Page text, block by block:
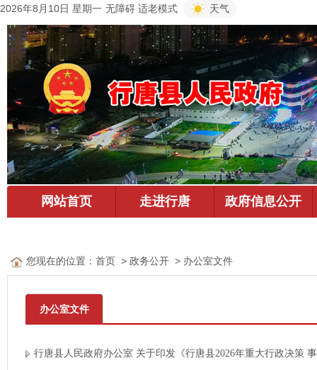
2026年8月10日 星期一 无障碍 适老模式 天气
您现在的位置： 首页 > 政务公开 > 办公室文件
办公室文件
行唐县人民政府办公室 关于印发《行唐县2026年重大行政决策